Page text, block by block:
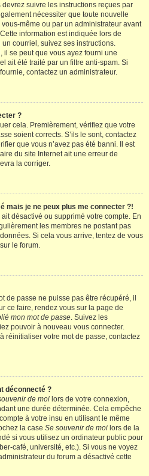
devrez suivre les instructions reçues par
nécessiter que toute nouvelle
même ou par un administrateur avant
information est indiquée lors de
un courriel, suivez ses instructions.
il se peut que vous ayez fourni une
ait été traité par un filtre anti-spam. Si
contactez un administrateur.
?
cela. Premièrement, vérifiez que votre
soient corrects. S’ils le sont, contactez
que vous n’avez pas été banni. Il est
du site Internet ait une erreur de
la corriger.
mais je ne peux plus me connecter ?!
ait désactivé ou supprimé votre compte. En
les membres ne postant pas
Si cela vous arrive, tentez de vous
le forum.
de passe ne puisse pas être récupéré, il
ce faire, rendez vous sur la page de
mon mot de passe. Suivez les
pouvoir à nouveau vous connecter.
réinitialiser votre mot de passe, contactez
déconnecté ?
de moi lors de votre connexion,
une durée déterminée. Cela empêche
à votre insu en utilisant le même
la case Se souvenir de moi lors de la
si vous utilisez un ordinateur public pour
café, université, etc.). Si vous ne voyez
du forum a désactivé cette